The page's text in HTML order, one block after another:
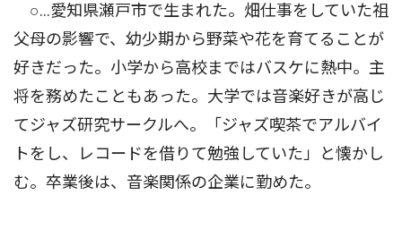
○…愛知県瀬戸市で生まれた。畑仕事をしていた祖
父母の影響で、幼少期から野菜や花を育てることが
好きだった。小学から高校まではバスケに熱中。主
将を務めたこともあった。大学では音楽好きが高じ
てジャズ研究サークルへ。「ジャズ喫茶でアルバイ
トをし、レコードを借りて勉強していた」と懐かし
む。卒業後は、音楽関係の企業に勤めた。